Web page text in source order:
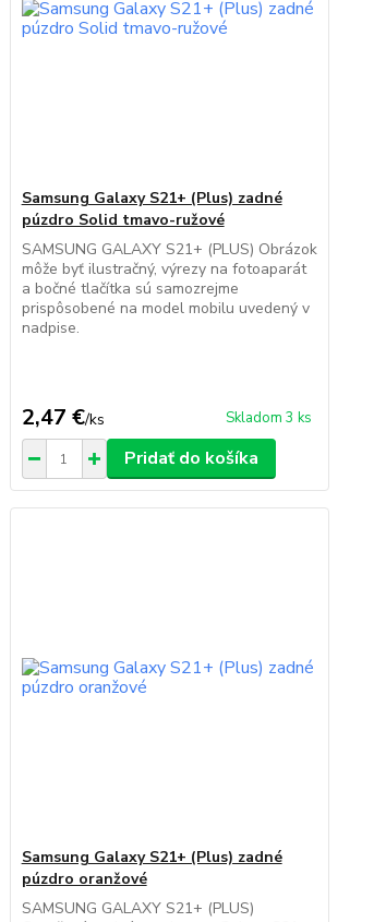
Samsung Galaxy S21+ (Plus) zadné
púzdro Solid tmavo-ružové
SAMSUNG GALAXY S21+ (PLUS) Obrázok
môže byť ilustračný, výrezy na fotoaparát
a bočné tlačítka sú samozrejme
prispôsobené na model mobilu uvedený v
nadpise.
2,47 €/ks Skladom 3 ks
Pridať do košíka
Samsung Galaxy S21+ (Plus) zadné
púzdro oranžové
SAMSUNG GALAXY S21+ (PLUS)